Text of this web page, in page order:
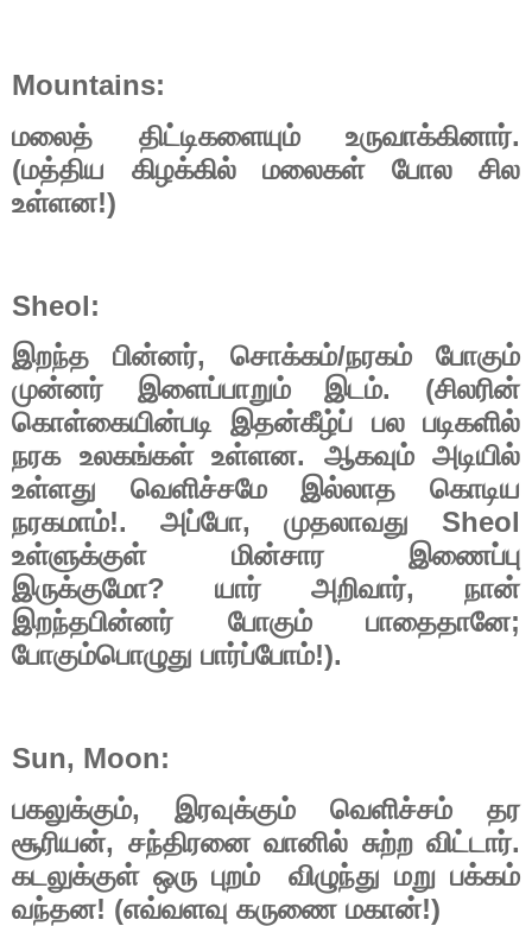
Mountains:
மலைத் திட்டிகளையும் உருவாக்கினார்.
(மத்திய கிழக்கில் மலைகள் போல
சில
உள்ளன!)
Sheol:
இறந்த பின்னர், சொக்கம்/நரகம்
போகும்
முன்னர்
இளைப்பாறும் இடம். (சிலரின்
கொள்கையின்படி
இதன்கீழ்ப் பல படிகளில்
நரக
உலகங்கள் உள்ளன. ஆகவும் அடியில்
உள்ளது
வெளிச்சமே இல்லாத
கொடிய
நரகமாம்!. அப்போ, முதலாவது Sheol
உள்ளுக்குள் மின்சார
இணைப்பு
இருக்குமோ? யார் அறிவார், நான்
இறந்தபின்னர்
போகும் பாதைதானே;
போகும்பொழுது பார்ப்போம்!).
Sun, Moon:
பகலுக்கும், இரவுக்கும் வெளிச்சம்
தர
சூரியன், சந்திரனை வானில் சுற்ற விட்டார்.
கடலுக்குள் ஒரு புறம் விழுந்து மறு பக்கம்
வந்தன! (எவ்வளவு கருணை மகான்!)